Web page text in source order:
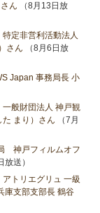
ん （8月13日放
定非営利活動法人
さん （8月6日放
Japan 事務局長 小
一般財団法人 神戸観
まり）さん （7月
神戸フィルムオフ
放送）
トリエグリュ 一級
庫支部支部長 鶴谷